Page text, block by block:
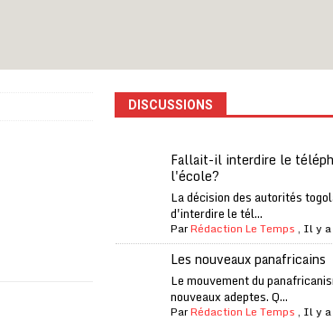
A LA UNE
une plainte d’une asso anticorruption
DISCUSSIONS
Fallait-il interdire le
l'école?
La décision des autorités
d'interdire le tél...
ParRédaction Le Temps , Il y a
Les nouveaux panafricains
Le mouvement du
nouveaux adeptes. Q...
ParRédaction Le Temps , Il y a